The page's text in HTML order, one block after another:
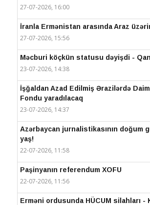
27-07-2026, 16:00
İranla Ermənistan arasında Araz
27-07-2026, 15:56
Məcburi köçkün statusu dəyişdi -
23-07-2026, 14:38
İşğaldan Azad Edilmiş Ərazilərdə
Fondu yaradılacaq
23-07-2026, 14:37
Azərbaycan jurnalistikasının doğum
yaş!
22-07-2026, 11:58
Paşinyanın referendum XOFU
22-07-2026, 11:56
Erməni ordusunda HÜCUM silahları -